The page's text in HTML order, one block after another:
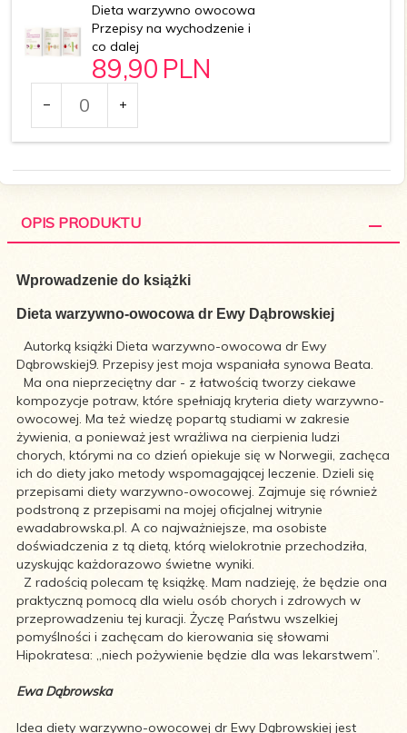
Dieta warzywno owocowa
Przepisy na wychodzenie i
co dalej
89,90 PLN
dla
produktu
114390
OPIS PRODUKTU
Wprowadzenie do książki
Dieta warzywno-owocowa dr Ewy Dąbrowskiej
Autorką książki Dieta warzywno-owocowa dr Ewy
Dąbrowskiej9. Przepisy jest moja wspaniała synowa Beata.
Ma ona nieprzeciętny dar - z łatwością tworzy ciekawe
kompozycje potraw, które spełniają kryteria diety warzywno-
owocowej. Ma też wiedzę popartą studiami w zakresie
żywienia, a ponieważ jest wrażliwa na cierpienia ludzi
chorych, którymi na co dzień opiekuje się w Norwegii, zachęca
ich do diety jako metody wspomagającej leczenie. Dzieli się
przepisami diety warzywno-owocowej. Zajmuje się również
podstroną z przepisami na mojej oficjalnej witrynie
ewadabrowska.pl. A co najważniejsze, ma osobiste
doświadczenia z tą dietą, którą wielokrotnie przechodziła,
uzyskując każdorazowo świetne wyniki.
Z radością polecam tę książkę. Mam nadzieję, że będzie ona
praktyczną pomocą dla wielu osób chorych i zdrowych w
przeprowadzeniu tej kuracji. Życzę Państwu wszelkiej
pomyślności i zachęcam do kierowania się słowami
Hipokratesa: „niech pożywienie będzie dla was lekarstwem”.
Ewa Dąbrowska
Idea diety warzywno-owocowej dr Ewy Dąbrowskiej jest